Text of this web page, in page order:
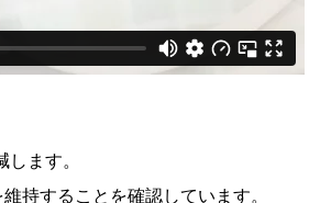
ます。
持することを確認しています。